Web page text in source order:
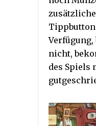
nicht,
des Spiels